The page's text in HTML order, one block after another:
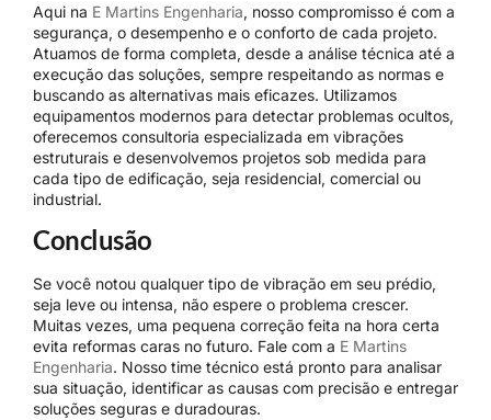
Aqui na E Martins Engenharia, nosso compromisso é com a
segurança, o desempenho e o conforto de cada projeto.
Atuamos de forma completa, desde a análise técnica até a
execução das soluções, sempre respeitando as normas e
buscando as alternativas mais eficazes. Utilizamos
equipamentos modernos para detectar problemas ocultos,
oferecemos consultoria especializada em vibrações
estruturais e desenvolvemos projetos sob medida para
cada tipo de edificação, seja residencial, comercial ou
industrial.
Conclusão
Se você notou qualquer tipo de vibração em seu prédio,
seja leve ou intensa, não espere o problema crescer.
Muitas vezes, uma pequena correção feita na hora certa
evita reformas caras no futuro. Fale com a E Martins
Engenharia. Nosso time técnico está pronto para analisar
sua situação, identificar as causas com precisão e entregar
soluções seguras e duradouras.